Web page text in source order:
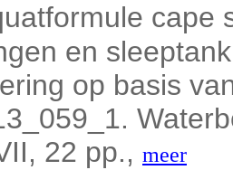
cape
en
op basis
22 pp., meer